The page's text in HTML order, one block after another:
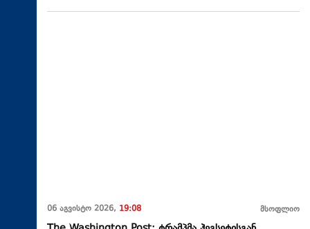
06 აგვისტო 2026, 19:08 მსოფლიო